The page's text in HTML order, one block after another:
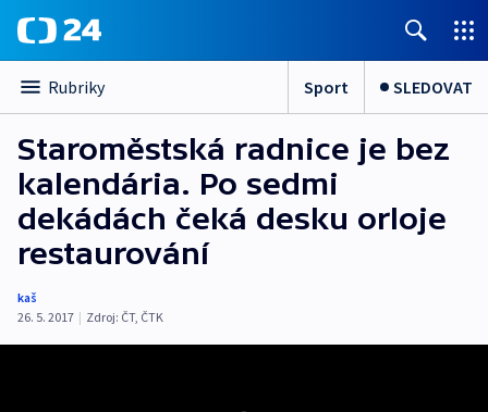
Rubriky Sport SLEDOVAT
Staroměstská radnice je bez
kalendária. Po sedmi
dekádách čeká desku orloje
restaurování
kaš
26. 5. 2017 | Zdroj: ČT, ČTK